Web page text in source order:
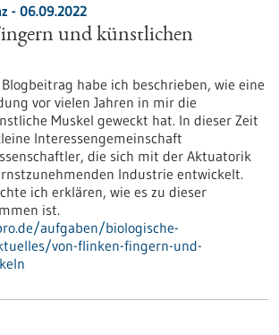
- 06.09.2022
und künstlichen
habe ich beschrieben, wie eine
vor vielen Jahren in mir die
Muskel geweckt hat. In dieser Zeit
Interessengemeinschaft
die sich mit der Aktuatorik
Industrie entwickelt.
ich erklären, wie es zu dieser
ist.
aufgaben/biologische-
von-flinken-fingern-und-